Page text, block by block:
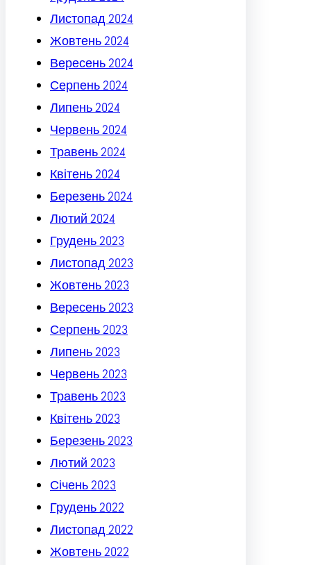
Листопад 2024
Жовтень 2024
Вересень 2024
Серпень 2024
Липень 2024
Червень 2024
Травень 2024
Квітень 2024
Березень 2024
Лютий 2024
Грудень 2023
Листопад 2023
Жовтень 2023
Вересень 2023
Серпень 2023
Липень 2023
Червень 2023
Травень 2023
Квітень 2023
Березень 2023
Лютий 2023
Січень 2023
Грудень 2022
Листопад 2022
Жовтень 2022